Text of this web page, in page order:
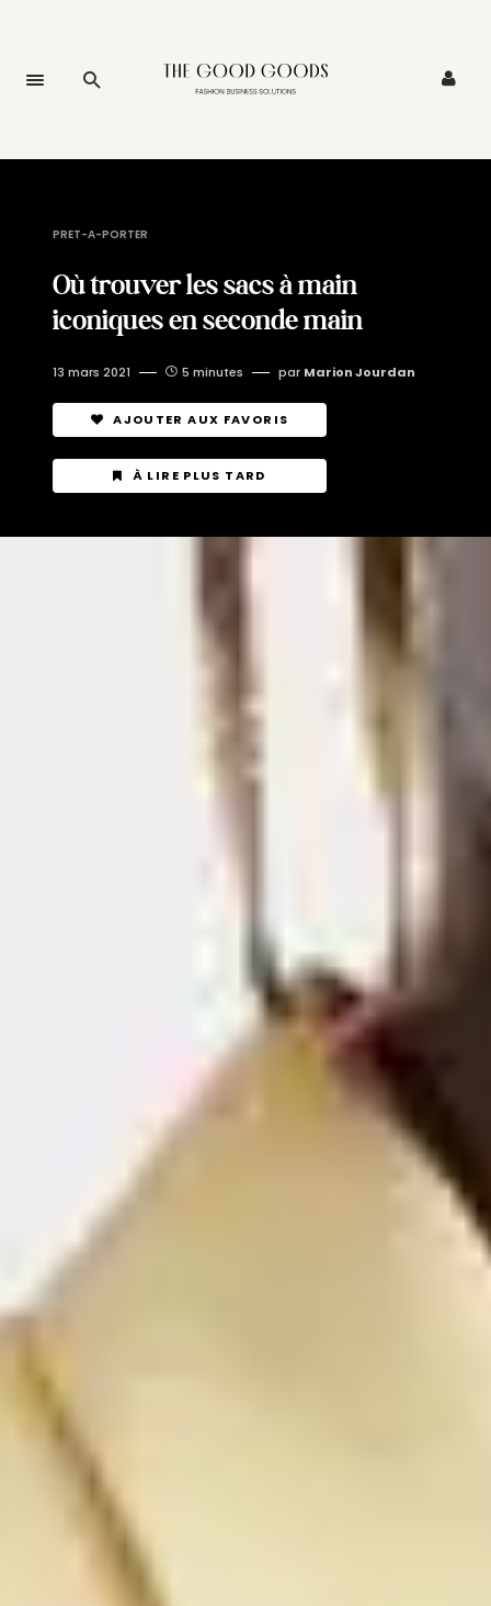
PRET-A-PORTER
Où trouver les sacs à main
iconiques en seconde main
13 mars 2021 5 minutes par Marion Jourdan
AJOUTER AUX FAVORIS
À LIRE PLUS TARD